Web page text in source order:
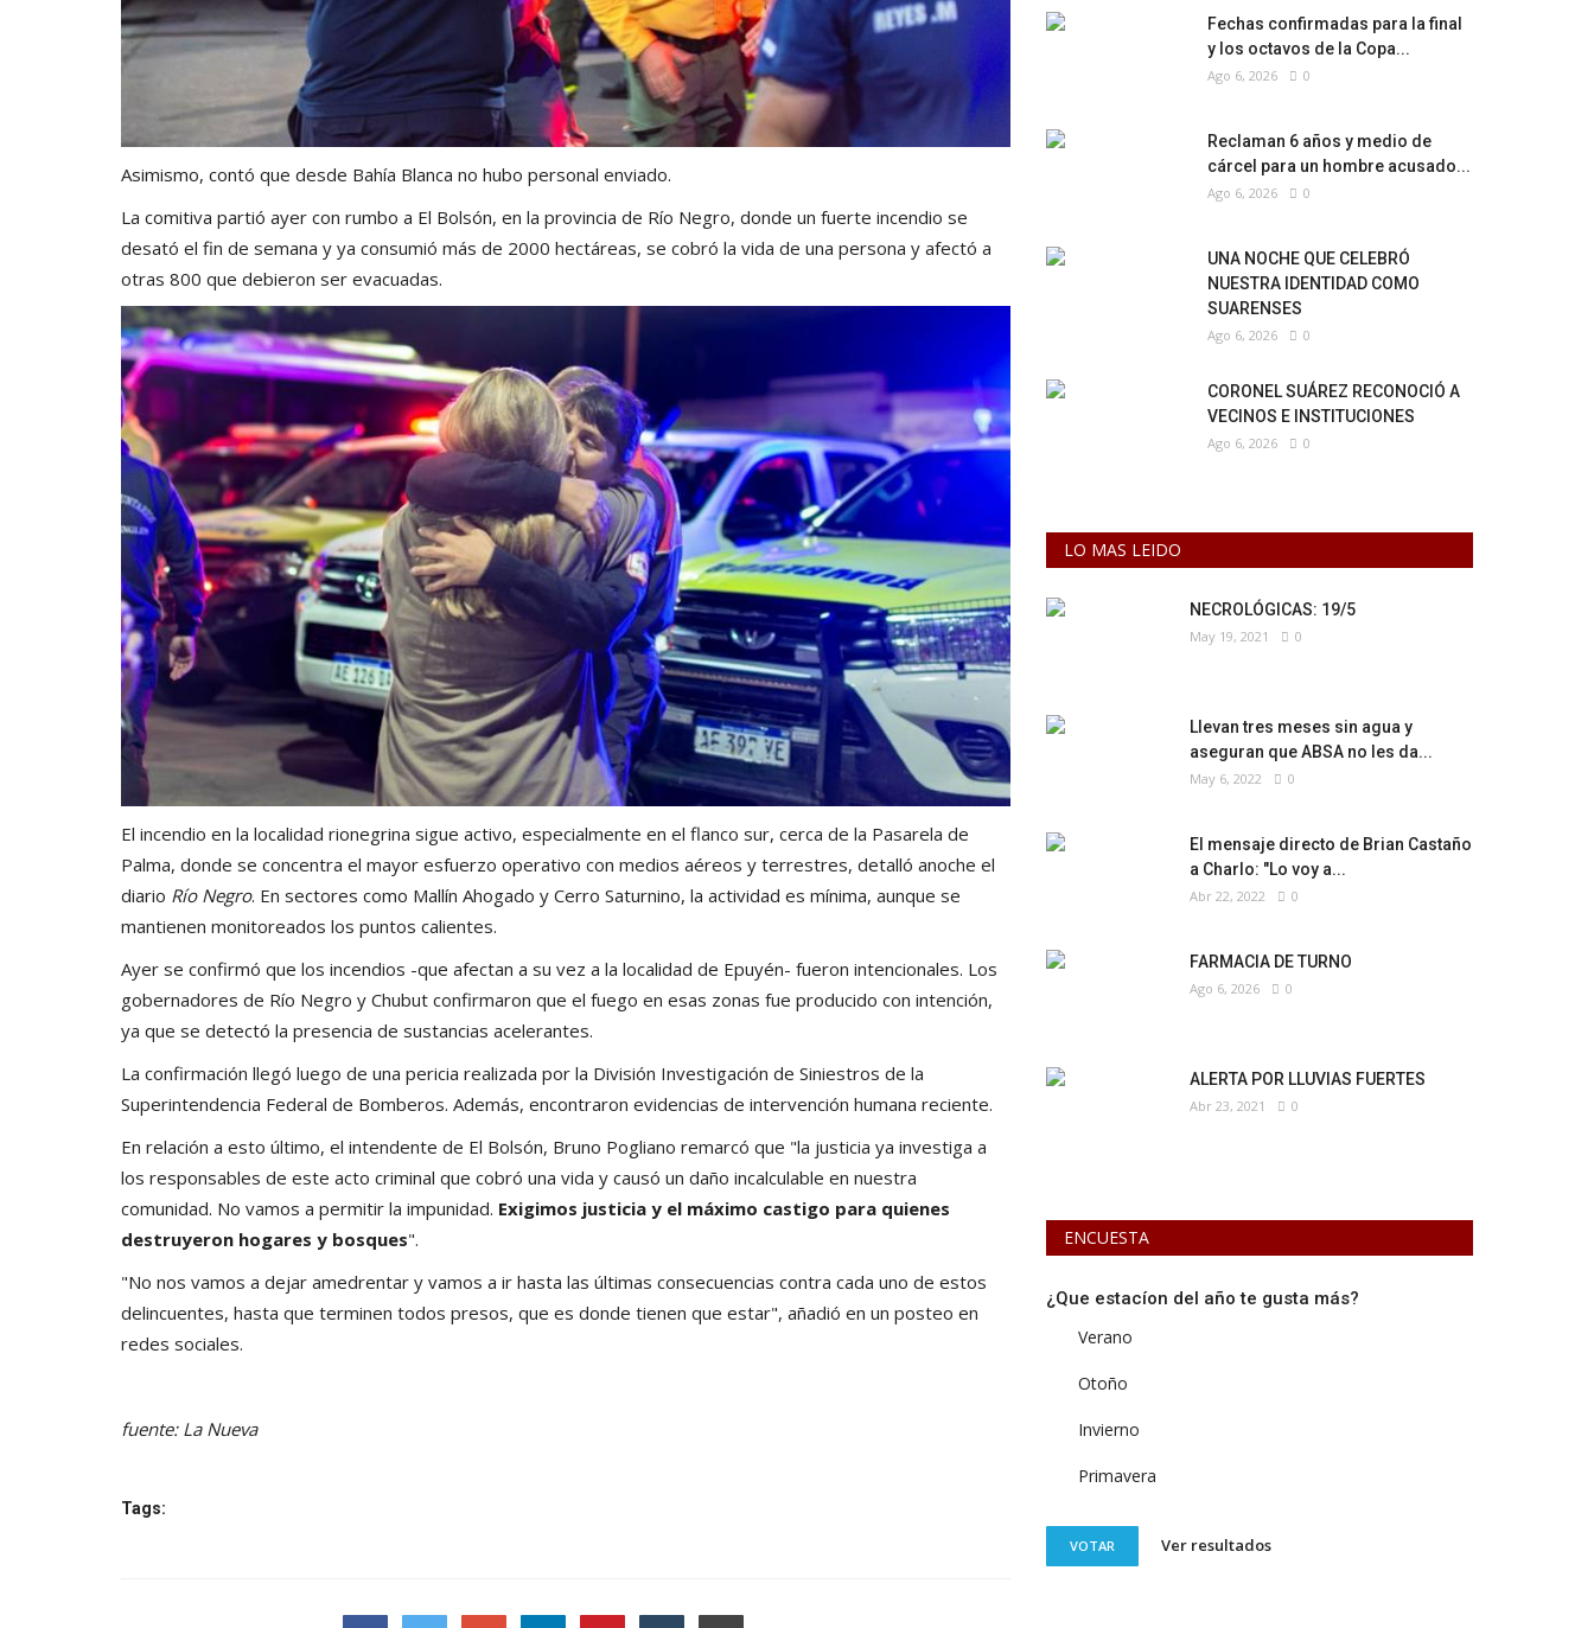
Asimismo, contó que desde Bahía Blanca no hubo personal enviado.
La comitiva partió ayer con rumbo a El Bolsón, en la provincia de Río Negro, donde un fuerte incendio se
desató el fin de semana y ya consumió más de 2000 hectáreas, se cobró la vida de una persona y afectó a
otras 800 que debieron ser evacuadas.
El incendio en la localidad rionegrina sigue activo, especialmente en el flanco sur, cerca de la Pasarela de
Palma, donde se concentra el mayor esfuerzo operativo con medios aéreos y terrestres, detalló anoche el
diario Río Negro. En sectores como Mallín Ahogado y Cerro Saturnino, la actividad es mínima, aunque se
mantienen monitoreados los puntos calientes.
Ayer se confirmó que los incendios -que afectan a su vez a la localidad de Epuyén- fueron intencionales. Los
gobernadores de Río Negro y Chubut confirmaron que el fuego en esas zonas fue producido con intención,
ya que se detectó la presencia de sustancias acelerantes.
La confirmación llegó luego de una pericia realizada por la División Investigación de Siniestros de la
Superintendencia Federal de Bomberos. Además, encontraron evidencias de intervención humana reciente.
En relación a esto último, el intendente de El Bolsón, Bruno Pogliano remarcó que "la justicia ya investiga a
los responsables de este acto criminal que cobró una vida y causó un daño incalculable en nuestra
comunidad. No vamos a permitir la impunidad. Exigimos justicia y el máximo castigo para quienes
destruyeron hogares y bosques".
"No nos vamos a dejar amedrentar y vamos a ir hasta las últimas consecuencias contra cada uno de estos
delincuentes, hasta que terminen todos presos, que es donde tienen que estar", añadió en un posteo en
redes sociales.
fuente: La Nueva
Tags:
Fechas confirmadas para la final
y los octavos de la Copa...
Ago 6, 2026 0
Reclaman 6 años y medio de
cárcel para un hombre acusado...
Ago 6, 2026 0
UNA NOCHE QUE CELEBRÓ
NUESTRA IDENTIDAD COMO
SUARENSES
Ago 6, 2026 0
CORONEL SUÁREZ RECONOCIÓ A
VECINOS E INSTITUCIONES
Ago 6, 2026 0
LO MAS LEIDO
NECROLÓGICAS: 19/5
May 19, 2021 0
Llevan tres meses sin agua y
aseguran que ABSA no les da...
May 6, 2022 0
El mensaje directo de Brian Castaño
a Charlo: "Lo voy a...
Abr 22, 2022 0
FARMACIA DE TURNO
Ago 6, 2026 0
ALERTA POR LLUVIAS FUERTES
Abr 23, 2021 0
ENCUESTA
¿Que estacíon del año te gusta más?
Verano
Otoño
Invierno
Primavera
VOTAR Ver resultados